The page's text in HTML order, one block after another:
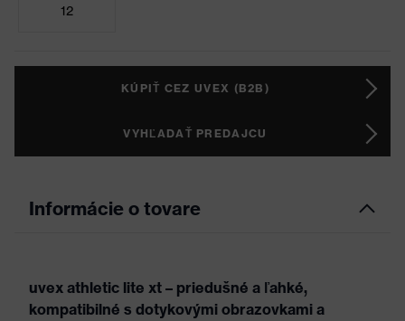
12
KÚPIŤ CEZ UVEX (B2B)
VYHĽADAŤ PREDAJCU
Informácie o tovare
uvex athletic lite xt – priedušné a ľahké,
kompatibilné s dotykovými obrazovkami a